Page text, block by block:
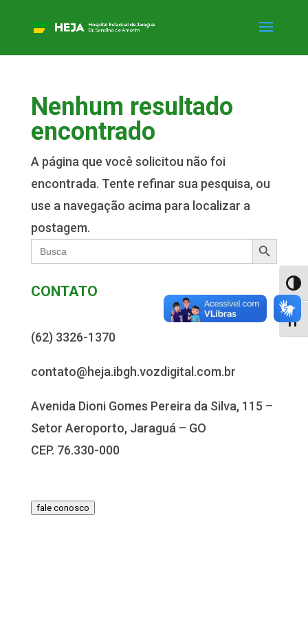
Nenhum resultado
encontrado
A página que você solicitou não foi
encontrada. Tente refinar sua pesquisa, ou
use a navegação acima para localizar a
postagem.
Search
for:
Search Button
CONTATO
(62) 3326-1370
contato@heja.ibgh.vozdigital.com.br
Avenida Dioni Gomes Pereira da Silva, 115 –
Setor Aeroporto, Jaraguá – GO
CEP. 76.330-000
fale conosco